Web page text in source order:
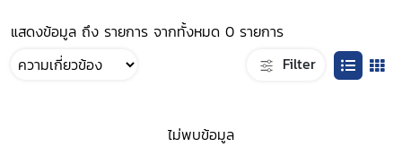
แสดงข้อมูล ถึง รายการ จากทั้งหมด 0 รายการ
Filter
ไม่พบข้อมูล